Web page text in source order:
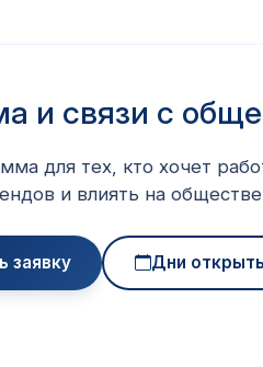
и связи с
для тех, кто хочет
и влиять на
заявку Дни